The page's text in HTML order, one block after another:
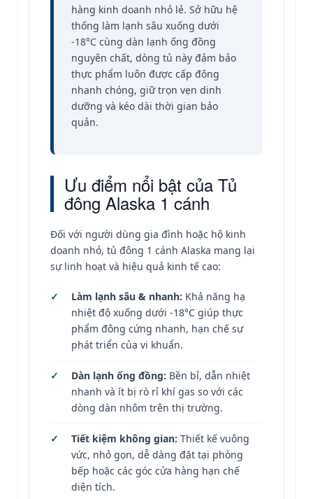
hàng kinh doanh nhỏ lẻ. Sở hữu hệ
thống làm lạnh sâu xuống dưới
-18°C cùng dàn lạnh ống đồng
nguyên chất, dòng tủ này đảm bảo
thực phẩm luôn được cấp đông
nhanh chóng, giữ trọn vẹn dinh
dưỡng và kéo dài thời gian bảo
quản.
Ưu điểm nổi bật của Tủ
đông Alaska 1 cánh
Đối với người dùng gia đình hoặc hộ kinh
doanh nhỏ, tủ đông 1 cánh Alaska mang lại
sự linh hoạt và hiệu quả kinh tế cao:
Làm lạnh sâu & nhanh: Khả năng hạ
nhiệt độ xuống dưới -18°C giúp thực
phẩm đông cứng nhanh, hạn chế sự
phát triển của vi khuẩn.
Dàn lạnh ống đồng: Bền bỉ, dẫn nhiệt
nhanh và ít bị rò rỉ khí gas so với các
dòng dàn nhôm trên thị trường.
Tiết kiệm không gian: Thiết kế vuông
vức, nhỏ gọn, dễ dàng đặt tại phòng
bếp hoặc các góc cửa hàng hạn chế
diện tích.